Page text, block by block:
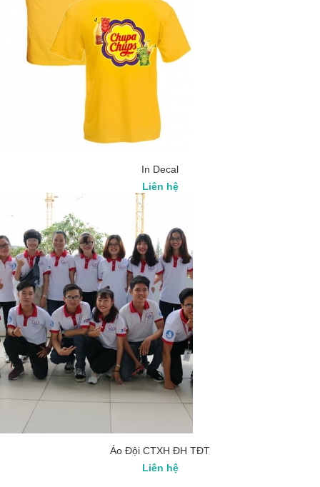
In Decal
Liên hệ
Áo Đội CTXH ĐH TĐT
Liên hệ